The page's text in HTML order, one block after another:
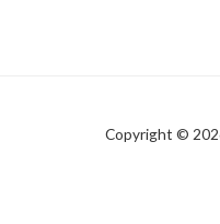
Copyright ©